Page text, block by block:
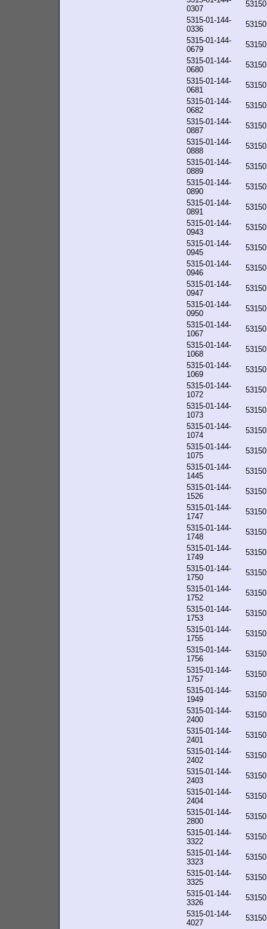
0307
5315-01-144-
0336
5315-01-144-
0679
5315-01-144-
0680
5315-01-144-
0681
5315-01-144-
0682
5315-01-144-
0887
5315-01-144-
0888
5315-01-144-
0889
5315-01-144-
0890
5315-01-144-
0891
5315-01-144-
0943
5315-01-144-
0945
5315-01-144-
0946
5315-01-144-
0947
5315-01-144-
0950
5315-01-144-
1067
5315-01-144-
1068
5315-01-144-
1069
5315-01-144-
1072
5315-01-144-
1073
5315-01-144-
1074
5315-01-144-
1075
5315-01-144-
1445
5315-01-144-
1526
5315-01-144-
1747
5315-01-144-
1748
5315-01-144-
1749
5315-01-144-
1750
5315-01-144-
1752
5315-01-144-
1753
5315-01-144-
1755
5315-01-144-
1756
5315-01-144-
1757
5315-01-144-
1949
5315-01-144-
2400
5315-01-144-
2401
5315-01-144-
2402
5315-01-144-
2403
5315-01-144-
2404
5315-01-144-
2800
5315-01-144-
3322
5315-01-144-
3323
5315-01-144-
3325
5315-01-144-
3326
5315-01-144-
4027